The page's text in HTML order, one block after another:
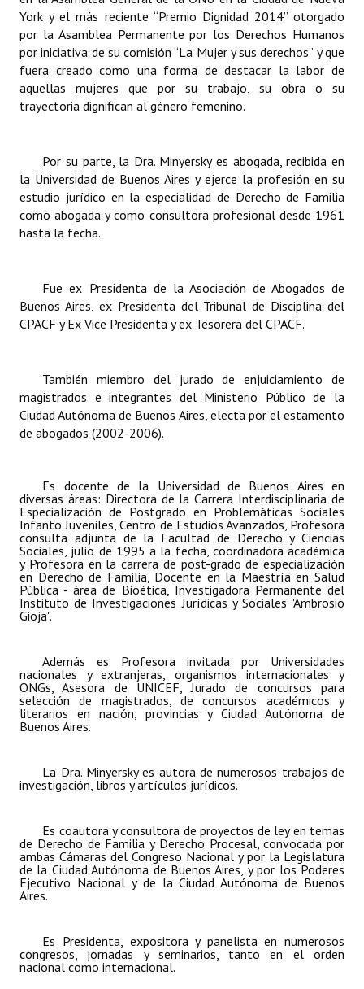
York y el más reciente “Premio Dignidad 2014” otorgado
por la Asamblea Permanente por los Derechos Humanos
por iniciativa de su comisión “La Mujer y sus derechos” y que
fuera creado como una forma de destacar la labor de
aquellas mujeres que por su trabajo, su obra o su
trayectoria dignifican al género femenino.
Por su parte, la Dra. Minyersky es abogada, recibida en
la Universidad de Buenos Aires y ejerce la profesión en su
estudio jurídico en la especialidad de Derecho de Familia
como abogada y como consultora profesional desde 1961
hasta la fecha.
Fue ex Presidenta de la Asociación de Abogados de
Buenos Aires, ex Presidenta del Tribunal de Disciplina del
CPACF y Ex Vice Presidenta y ex Tesorera del CPACF.
También miembro del jurado de enjuiciamiento de
magistrados e integrantes del Ministerio Público de la
Ciudad Autónoma de Buenos Aires, electa por el estamento
de abogados (2002-2006).
Es docente de la Universidad de Buenos Aires en
diversas áreas: Directora de la Carrera Interdisciplinaria de
Especialización de Postgrado en Problemáticas Sociales
Infanto Juveniles, Centro de Estudios Avanzados, Profesora
consulta adjunta de la Facultad de Derecho y Ciencias
Sociales, julio de 1995 a la fecha, coordinadora académica
y Profesora en la carrera de post-grado de especialización
en Derecho de Familia, Docente en la Maestría en Salud
Pública - área de Bioética, Investigadora Permanente del
Instituto de Investigaciones Jurídicas y Sociales "Ambrosio
Gioja".
Además es Profesora invitada por Universidades
nacionales y extranjeras, organismos internacionales y
ONGs, Asesora de UNICEF, Jurado de concursos para
selección de magistrados, de concursos académicos y
literarios en nación, provincias y Ciudad Autónoma de
Buenos Aires.
La Dra. Minyersky es autora de numerosos trabajos de
investigación, libros y artículos jurídicos.
Es coautora y consultora de proyectos de ley en temas
de Derecho de Familia y Derecho Procesal, convocada por
ambas Cámaras del Congreso Nacional y por la Legislatura
de la Ciudad Autónoma de Buenos Aires, y por los Poderes
Ejecutivo Nacional y de la Ciudad Autónoma de Buenos
Aires.
Es Presidenta, expositora y panelista en numerosos
congresos, jornadas y seminarios, tanto en el orden
nacional como internacional.